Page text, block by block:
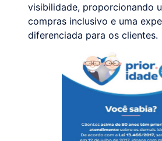
visibilidade, proporcionando
compras inclusivo e uma
diferenciada para os clientes.